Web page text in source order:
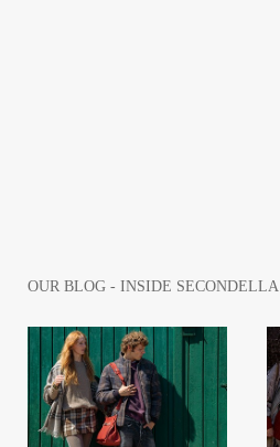
OUR BLOG - INSIDE SECONDELLA